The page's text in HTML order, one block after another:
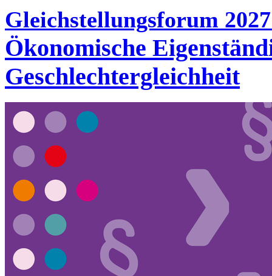
Gleichstellungsforum
Ökonomische
Geschlechtergleichheit